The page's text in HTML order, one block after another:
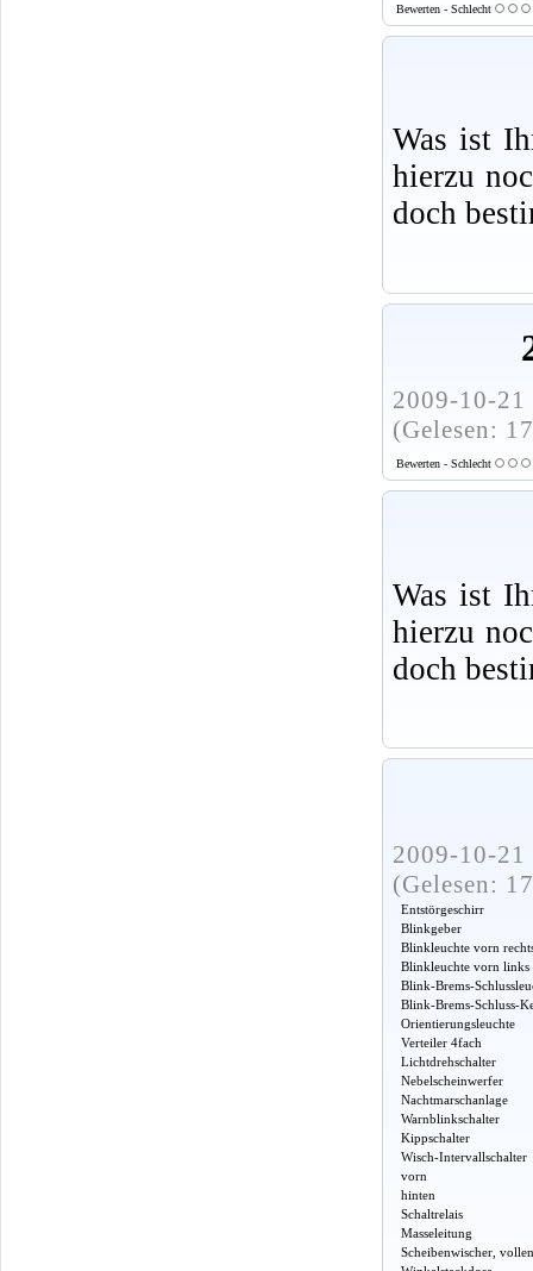
Bewerten - Schlecht
Was ist
hierzu
doch
2009-10-
(Gelesen:
Bewerten - Schlecht
Was ist
hierzu
doch
2009-10-
(Gelesen:
Entstörgeschirr
Blinkgeber
Blinkleuchte vorn
Blinkleuchte vorn links
Blink-Brems-
Blink-Brems-Schluss-
Orientierungsleuchte
Verteiler 4fach
Lichtdrehschalter
Nebelscheinwerfer
Nachtmarschanlage
Warnblinkschalter
Kippschalter
Wisch-Intervallschalter
vorn
hinten
Schaltrelais
Masseleitung
Scheibenwischer,